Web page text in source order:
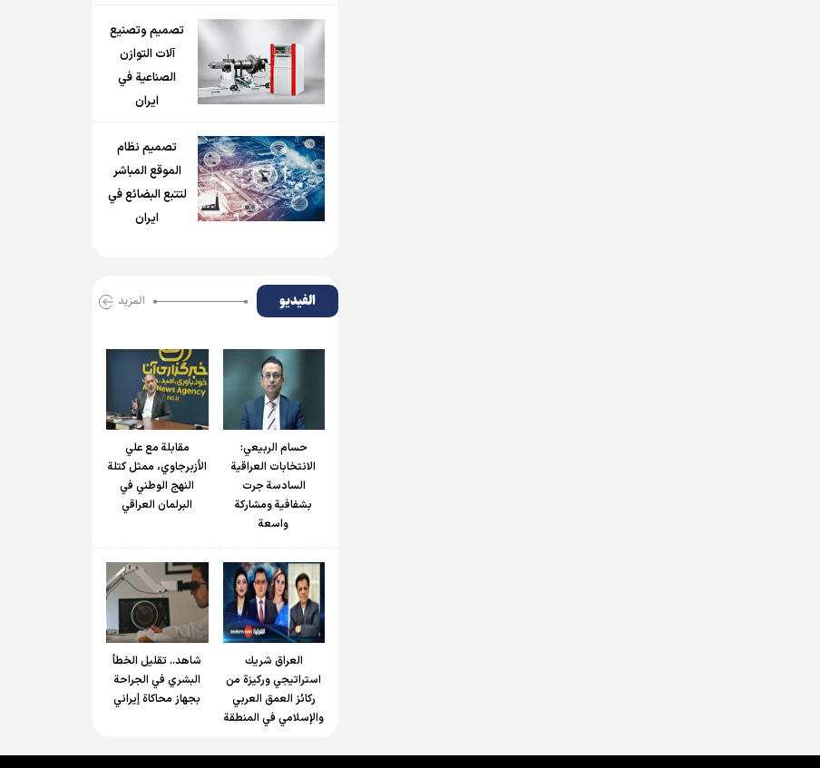
تصميم وتصنيع
آلات التوازن
الصناعية في
ايران
تصميم نظام
الموقع المباشر
لتتبع البضائع في
ايران
الفیدیو المزید
حسام الربیعي:
الانتخابات العراقية
السادسة جرت
بشفافية ومشاركة
واسعة
مقابلة مع علي
الأزبرجاوي، ممثل كتلة
النهج الوطني في
البرلمان العراقي
العراق شريك
استراتيجي وركيزة من
ركائز العمق العربي
والإسلامي في المنطقة
شاهد.. تقليل الخطأ
البشري في الجراحة
بجهاز محاكاة إيراني